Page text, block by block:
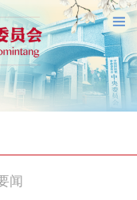
闻